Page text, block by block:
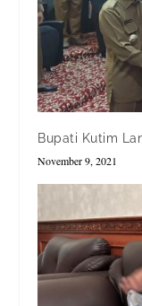
Bupati Kutim
November 9, 2021